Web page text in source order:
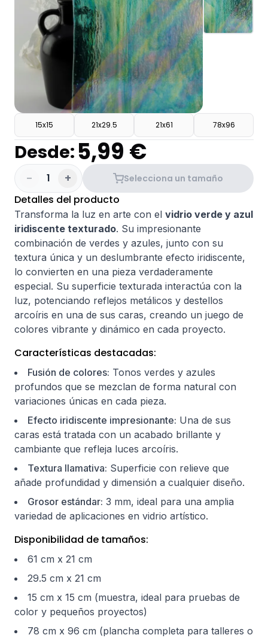
15x15 21x29.5 21x61 78x96
Desde: 5,99 €
- 1 + Selecciona un tamaño
Detalles del producto
Transforma la luz en arte con el vidrio verde y azul
iridiscente texturado. Su impresionante
combinación de verdes y azules, junto con su
textura única y un deslumbrante efecto iridiscente,
lo convierten en una pieza verdaderamente
especial. Su superficie texturada interactúa con la
luz, potenciando reflejos metálicos y destellos
arcoíris en una de sus caras, creando un juego de
colores vibrante y dinámico en cada proyecto.
Características destacadas:
Fusión de colores: Tonos verdes y azules
profundos que se mezclan de forma natural con
variaciones únicas en cada pieza.
Efecto iridiscente impresionante: Una de sus
caras está tratada con un acabado brillante y
cambiante que refleja luces arcoíris.
Textura llamativa: Superficie con relieve que
añade profundidad y dimensión a cualquier diseño.
Grosor estándar: 3 mm, ideal para una amplia
variedad de aplicaciones en vidrio artístico.
Disponibilidad de tamaños:
61 cm x 21 cm
29.5 cm x 21 cm
15 cm x 15 cm (muestra, ideal para pruebas de
color y pequeños proyectos)
78 cm x 96 cm (plancha completa para talleres o